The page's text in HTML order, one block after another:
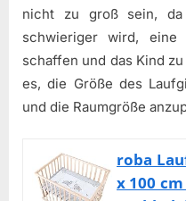
nicht zu groß sein, da
schwieriger wird, eine
schaffen und das Kind
es, die Größe des
und die Raumgröße
roba
x 100